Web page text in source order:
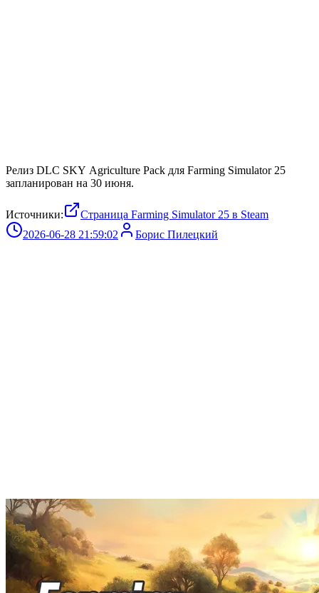
Релиз DLC SKY Agriculture Pack для Farming Simulator 25
запланирован на 30 июня.
Источники:
Страница Farming Simulator 25 в Steam
2026-06-28 21:59:02
Борис Пилецкий